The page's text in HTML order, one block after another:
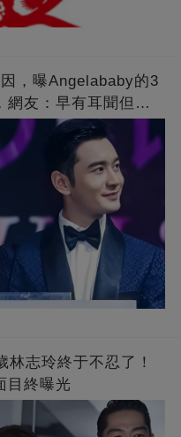
，曝Angelababy的3
網友：早有耳聞但想
志玲終于不忍了！
目終曝光